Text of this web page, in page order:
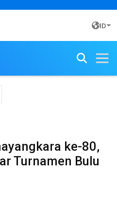
ID
ke-80,
Turnamen Bulu